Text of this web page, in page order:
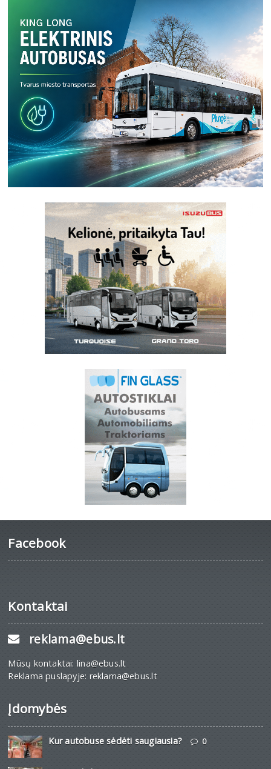
Facebook
Kontaktai
reklama@ebus.lt
Mūsų kontaktai: lina@ebus.lt
Reklama puslapyje: reklama@ebus.lt
Įdomybės
Kur autobuse sėdėti saugiausia? 0